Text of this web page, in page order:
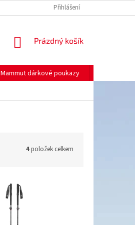
Přihlášení
NÁKUPNÍ
Prázdný košík
Mammut dárkové poukazy
4položek celkem